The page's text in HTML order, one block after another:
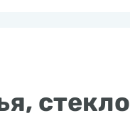
стекло